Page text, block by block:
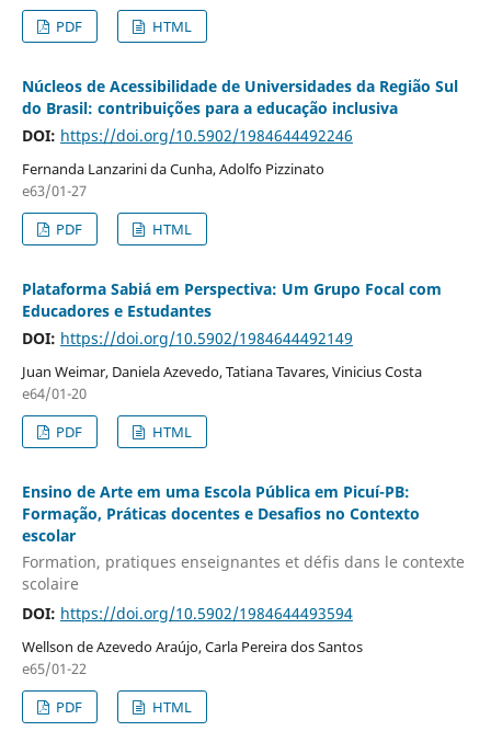
PDF
HTML
Núcleos de Acessibilidade de Universidades da Região Sul
do Brasil: contribuições para a educação inclusiva
DOI: https://doi.org/10.5902/1984644492246
Fernanda Lanzarini da Cunha, Adolfo Pizzinato
e63/01-27
PDF
HTML
Plataforma Sabiá em Perspectiva: Um Grupo Focal com
Educadores e Estudantes
DOI: https://doi.org/10.5902/1984644492149
Juan Weimar, Daniela Azevedo, Tatiana Tavares, Vinicius Costa
e64/01-20
PDF
HTML
Ensino de Arte em uma Escola Pública em Picuí-PB:
Formação, Práticas docentes e Desafios no Contexto
escolar
Formation, pratiques enseignantes et défis dans le contexte
scolaire
DOI: https://doi.org/10.5902/1984644493594
Wellson de Azevedo Araújo, Carla Pereira dos Santos
e65/01-22
PDF
HTML